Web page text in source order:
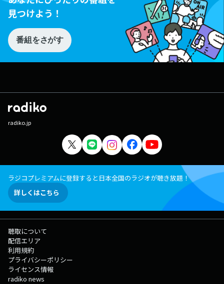
見つけよう！
番組をさがす
radiko.jp
ラジコプレミアムに登録すると日本全国のラジオが聴き放題！
詳しくはこちら
聴取について
配信エリア
利用規約
プライバシーポリシー
ライセンス情報
radiko news